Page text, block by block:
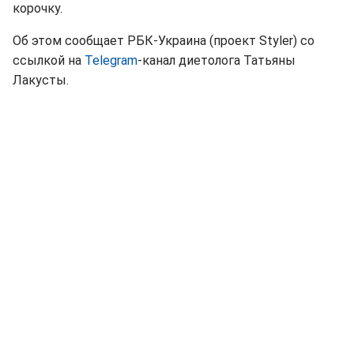
корочку.
Об этом сообщает РБК-Украина (проект Styler) со
ссылкой на Telegram-канал диетолога Татьяны
Лакусты.